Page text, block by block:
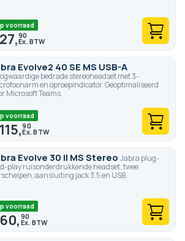
voorraad
27,90
Evolve2 40 SE MS USB-A
bedrade stereoheadset met 3-
en oproepindicator. Geoptimaliseerd
Microsoft Teams.
voorraad
115,90
Evolve 30 II MS Stereo Jabra plug-
play ruisonderdrukkende headset, twee
aansluiting jack 3,5 en USB.
voorraad
60,90